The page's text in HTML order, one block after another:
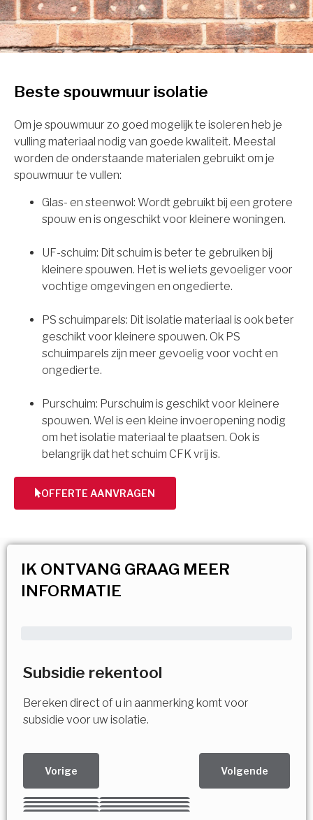
Beste spouwmuur isolatie
Om je spouwmuur zo goed mogelijk te isoleren heb je
vulling materiaal nodig van goede kwaliteit. Meestal
worden de onderstaande materialen gebruikt om je
spouwmuur te vullen:
Glas- en steenwol: Wordt gebruikt bij een grotere
spouw en is ongeschikt voor kleinere woningen.
UF-schuim: Dit schuim is beter te gebruiken bij
kleinere spouwen. Het is wel iets gevoeliger voor
vochtige omgevingen en ongedierte.
PS schuimparels: Dit isolatie materiaal is ook beter
geschikt voor kleinere spouwen. Ok PS
schuimparels zijn meer gevoelig voor vocht en
ongedierte.
Purschuim: Purschuim is geschikt voor kleinere
spouwen. Wel is een kleine invoeropening nodig
om het isolatie materiaal te plaatsen. Ook is
belangrijk dat het schuim CFK vrij is.
OFFERTE AANVRAGEN
IK ONTVANG GRAAG MEER
INFORMATIE
Subsidie rekentool
Bereken direct of u in aanmerking komt voor
subsidie voor uw isolatie.
Vorige Volgende
Kies uw Isolatiemaatregel
Vorige Volgende